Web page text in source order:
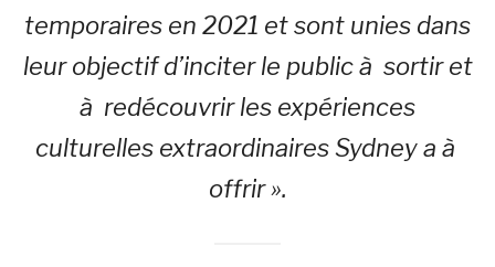
temporaires en 2021 et sont unies dans
leur objectif d’inciter le public à sortir et
à redécouvrir les expériences
culturelles extraordinaires Sydney a à
offrir ».